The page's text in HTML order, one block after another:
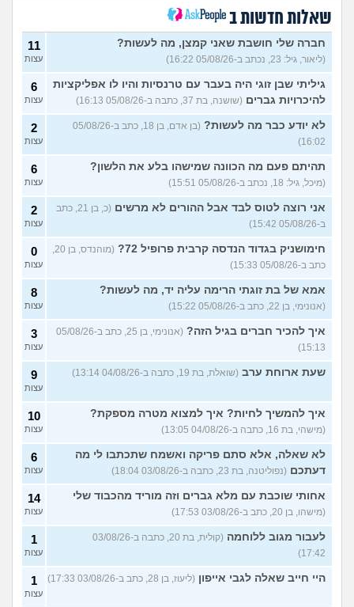
איך להתמודד עם מסירה של
כלב?
(ליאור, בת 17)
האוזניים של החתול שלי
שחורות מבפנים והוא מגרד
מודאג (אנונימי, בן 15)
6
עצות
רוצה לאמץ כלב ולא לקנות,
אבל אני רוצה להעניק לו שם
בעצמי, זה אפשרי?
(איטן, בן
23)
1
עצות
צורחים? (Cat Lover, בן 22)
3
עצות
אישתי נכנסה להריון ורוצה
שאני אמסור את הכלבה,
עצות?
(V, בן 29)
8
עצות
איך אני יודעת שלהיות מאלפת
כלבים מתאים לי?
8
עצות
אנשים באיזור שלי משחררים
את הכלבים והם לרוב מזן
מסוכן,איזה כלי יעזור לי
להתגונן? (Anon, בן 20)
2
עצות
רוצה להביא את הכלב שלי
מחול אבל נתבג לא מאמין לי
שהוא איתי מעל 90 יום,איך
4
עצות
רוצים לעבור מהארץ אבל
הכלב לא מאפשר את זה,
רוצים למסור אותו למשפחה
טובה, עצות? (אנונימיתh, בת 34)
עצות
עוד שאלות חדשות במדור
שאלות חדשות ב
חברה שלי חושבת שאני קמצן, מה לעשות?
(ליאור, גיל: 23, נכתב ב-05/08/26 16:22)
11
עצות
גיליתי שבן זוגי היה בעבר עם טרנסיות והיו לו אפליקציות
להיכרויות גברים (שושנה, בת 37, כתבה ב-05/08/26 16:13)
6
עצות
לא יודע כבר מה לעשות?
(בן אדם, בן 18, כתב ב-05/08/26
16:02)
2
עצות
תהיתם פעם מה הכוונה שמישהו בלע את הלשון?
(מיכל, גיל: 18, נכתב ב-05/08/26 15:51)
6
עצות
אני רוצה לטוס לבד אבל ההורים לא מרשים
(כ, בן 21, כתב
ב-05/08/26 15:42)
2
עצות
חימושניק בגדוד הנדסה קרבית פרופיל 72?
(מוהנדס, בן 20,
כתב ב-05/08/26 15:33)
0
עצות
אמא של בת זוגתי הרימה עליה יד, מה לעשות?
(אנונימי, בן 22, כתב ב-05/08/26 15:22)
8
עצות
איך להכיר חברים בגיל הזה?
(אנונימי, בן 25, כתב ב-05/08/26
15:13)
3
עצות
שעת ארוחת ערב (שואלת, בת 19, כתבה ב-04/08/26 13:14) 9
עצות
איך להמשיך לחיות? איך למצוא מטרה מספקת?
(מישהי, בת 16, כתבה ב-04/08/26 13:05)
10
עצות
לא שאלה, אלא סתם פריקה ואשמח שתכתבו לי מה
דעתכם (נפוליטנה, בת 23, כתבה ב-03/08/26 18:04)
6
עצות
אחותי שוכבת עם מלא גברים וזה מוריד מהכבוד שלי
(מישהו, בן 20, כתב ב-03/08/26 17:53)
14
עצות
לעבור מגוב ללוחמה
(קולית, בת 20, כתבה ב-03/08/26
17:42)
1
עצות
היי חייב שאלה לגבי אייפון (ליעוז, בן 28, כתב ב-03/08/26 17:33) 1
עצות